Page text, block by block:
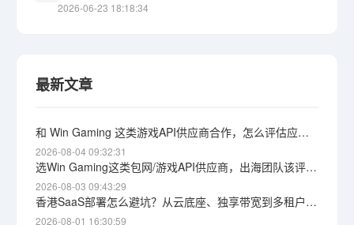
2026-06-23 18:18:34
最新文章
和 Win Gaming 这类游戏API供应商合作，怎么评估应急响应能力？根因定位与自保思路
2026-08-04 09:32:31
选Win Gaming这类包网/游戏API供应商，出海团队该评估哪些维度
2026-08-03 09:43:29
香港SaaS部署怎么避坑？从云底座、独享带宽到多租户隔离的完整思路
2026-08-01 16:30:59